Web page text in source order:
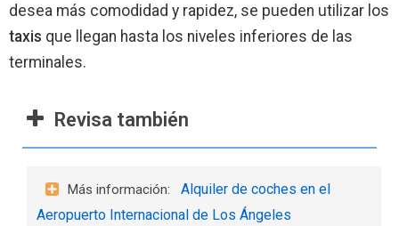
desea más comodidad y rapidez, se pueden utilizar los
taxis que llegan hasta los niveles inferiores de las
terminales.
Revisa también
Alquiler de coches en el
Aeropuerto Internacional de Los Ángeles